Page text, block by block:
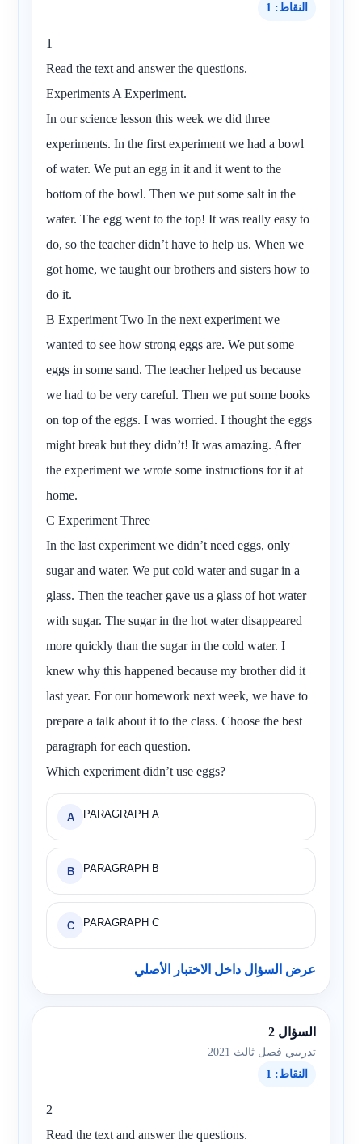
النقاط: 1
1
Read the text and answer the questions.
Experiments A Experiment.
In our science lesson this week we did three
experiments. In the first experiment we had a bowl
of water. We put an egg in it and it went to the
bottom of the bowl. Then we put some salt in the
water. The egg went to the top! It was really easy to
do, so the teacher didn’t have to help us. When we
got home, we taught our brothers and sisters how to
do it.
B Experiment Two In the next experiment we
wanted to see how strong eggs are. We put some
eggs in some sand. The teacher helped us because
we had to be very careful. Then we put some books
on top of the eggs. I was worried. I thought the eggs
might break but they didn’t! It was amazing. After
the experiment we wrote some instructions for it at
home.
C Experiment Three
In the last experiment we didn’t need eggs, only
sugar and water. We put cold water and sugar in a
glass. Then the teacher gave us a glass of hot water
with sugar. The sugar in the hot water disappeared
more quickly than the sugar in the cold water. I
knew why this happened because my brother did it
last year. For our homework next week, we have to
prepare a talk about it to the class. Choose the best
paragraph for each question.
Which experiment didn’t use eggs?
A PARAGRAPH A
B PARAGRAPH B
C PARAGRAPH C
عرض السؤال داخل الاختبار الأصلي
السؤال 2
تدريبي فصل ثالث 2021
النقاط: 1
2
Read the text and answer the questions.